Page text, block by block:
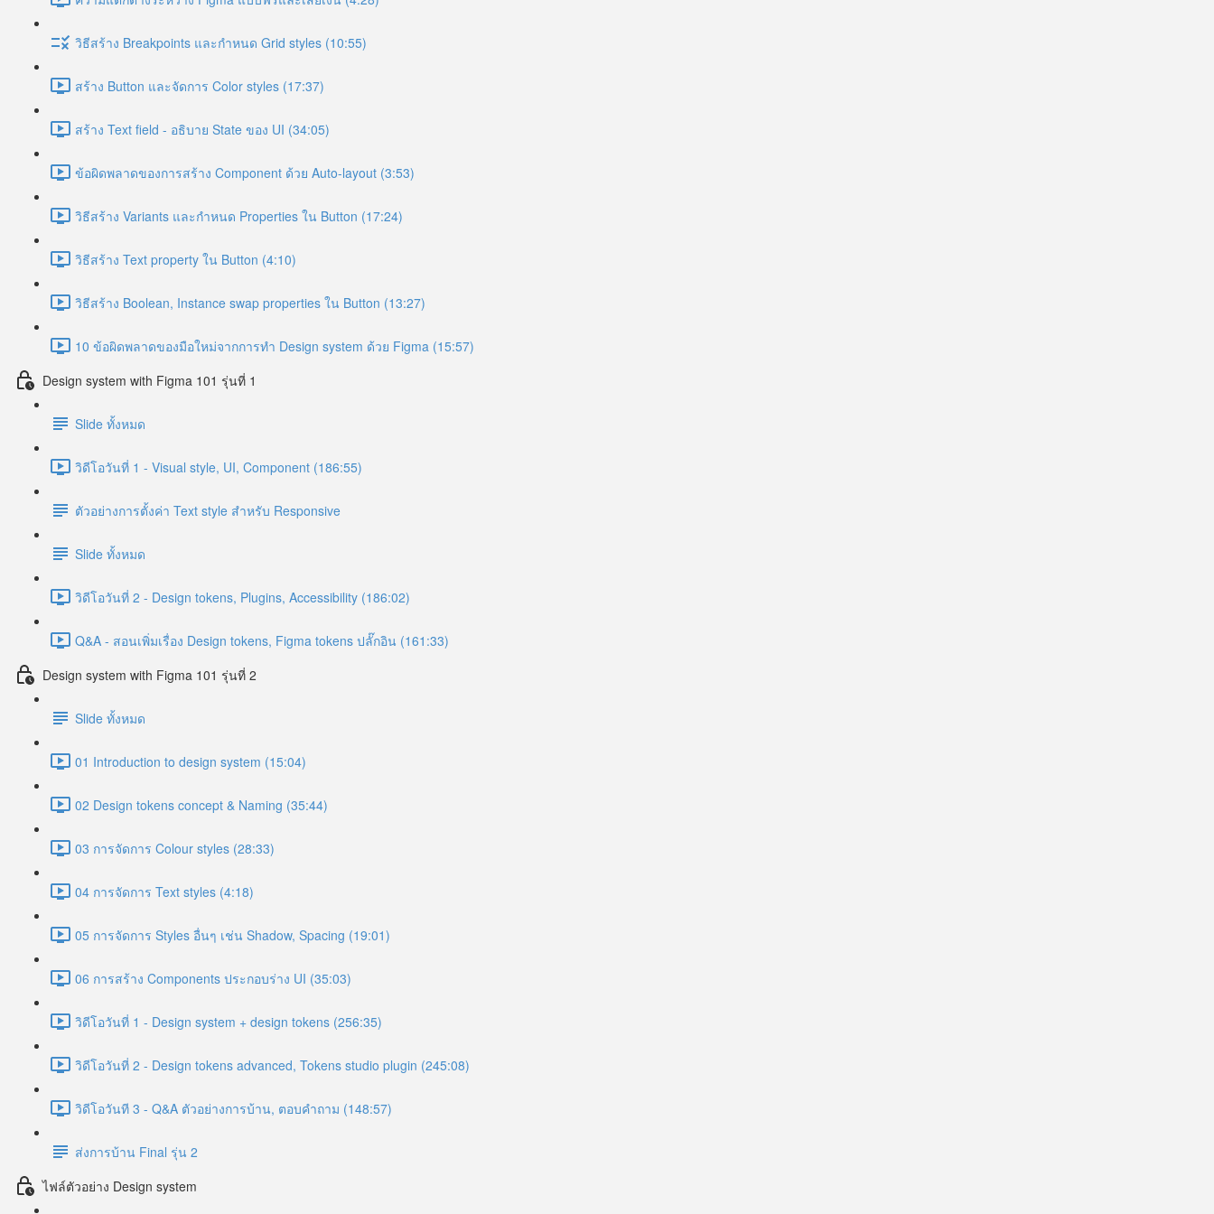
วิธีสร้าง Breakpoints และกำหนด Grid styles (10:55)
สร้าง Button และจัดการ Color styles (17:37)
สร้าง Text field - อธิบาย State ของ UI (34:05)
ข้อผิดพลาดของการสร้าง Component ด้วย Auto-layout (3:53)
วิธีสร้าง Variants และกำหนด Properties ใน Button (17:24)
วิธีสร้าง Text property ใน Button (4:10)
วิธีสร้าง Boolean, Instance swap properties ใน Button (13:27)
10 ข้อผิดพลาดของมือใหม่จากการทำ Design system ด้วย Figma (15:57)
Design system with Figma 101 รุ่นที่ 1
Slide ทั้งหมด
วิดีโอวันที่ 1 - Visual style, UI, Component (186:55)
ตัวอย่างการตั้งค่า Text style สำหรับ Responsive
Slide ทั้งหมด
วิดีโอวันที่ 2 -​ Design tokens, Plugins, Accessibility (186:02)
Q&A - สอนเพิ่มเรื่อง Design tokens, Figma tokens ปลั๊กอิน (161:33)
Design system with Figma 101 รุ่นที่ 2
Slide ทั้งหมด
01 Introduction to design system (15:04)
02 Design tokens concept & Naming (35:44)
03 การจัดการ Colour styles (28:33)
04 การจัดการ Text styles (4:18)
05 การจัดการ Styles อื่นๆ เช่น Shadow, Spacing (19:01)
06 การสร้าง Components ประกอบร่าง UI (35:03)
วิดีโอวันที่ 1 - Design system + design tokens (256:35)
วิดีโอวันที่ 2 - Design tokens advanced, Tokens studio plugin (245:08)
วิดีโอวันที 3 - Q&A ตัวอย่างการบ้าน, ตอบคำถาม (148:57)
ส่งการบ้าน Final รุ่น 2
ไฟล์ตัวอย่าง Design system